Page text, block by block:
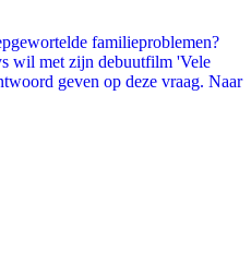
familieproblemen?
wil met zijn debuutfilm 'Vele
geven op deze vraag. Naar